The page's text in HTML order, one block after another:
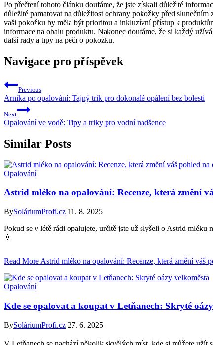
Po přečtení tohoto článku doufáme, že jste získali důležité
důležité pamatovat na důležitost ochrany pokožky před
vaši pokožku by měla být prioritou a inkluzívní přístup k
informace na obalu produktu. Nakonec doufáme, že si každý
další rady a tipy na péči o pokožku.
Navigace pro příspěvek
Previous
Arnika po opalování: Tajný trik pro dokonalé opálení bez bolesti
Next
Opalování ve vodě: Tipy a triky pro vodní nadšence
Similar Posts
Opalování
Astrid mléko na opalování: Recenze, která změní
BySoláriumProfi.cz 11. 8. 2025
Pokud se v létě rádi opalujete, určitě jste už slyšeli o Astrid mléku
🔆
Read More Astrid mléko na opalování: Recenze, která změní váš
Opalování
Kde se opalovat a koupat v Letňanech: Skryté
BySoláriumProfi.cz 27. 6. 2025
V Letňanech se nachází několik skvělých míst, kde si můžete užít